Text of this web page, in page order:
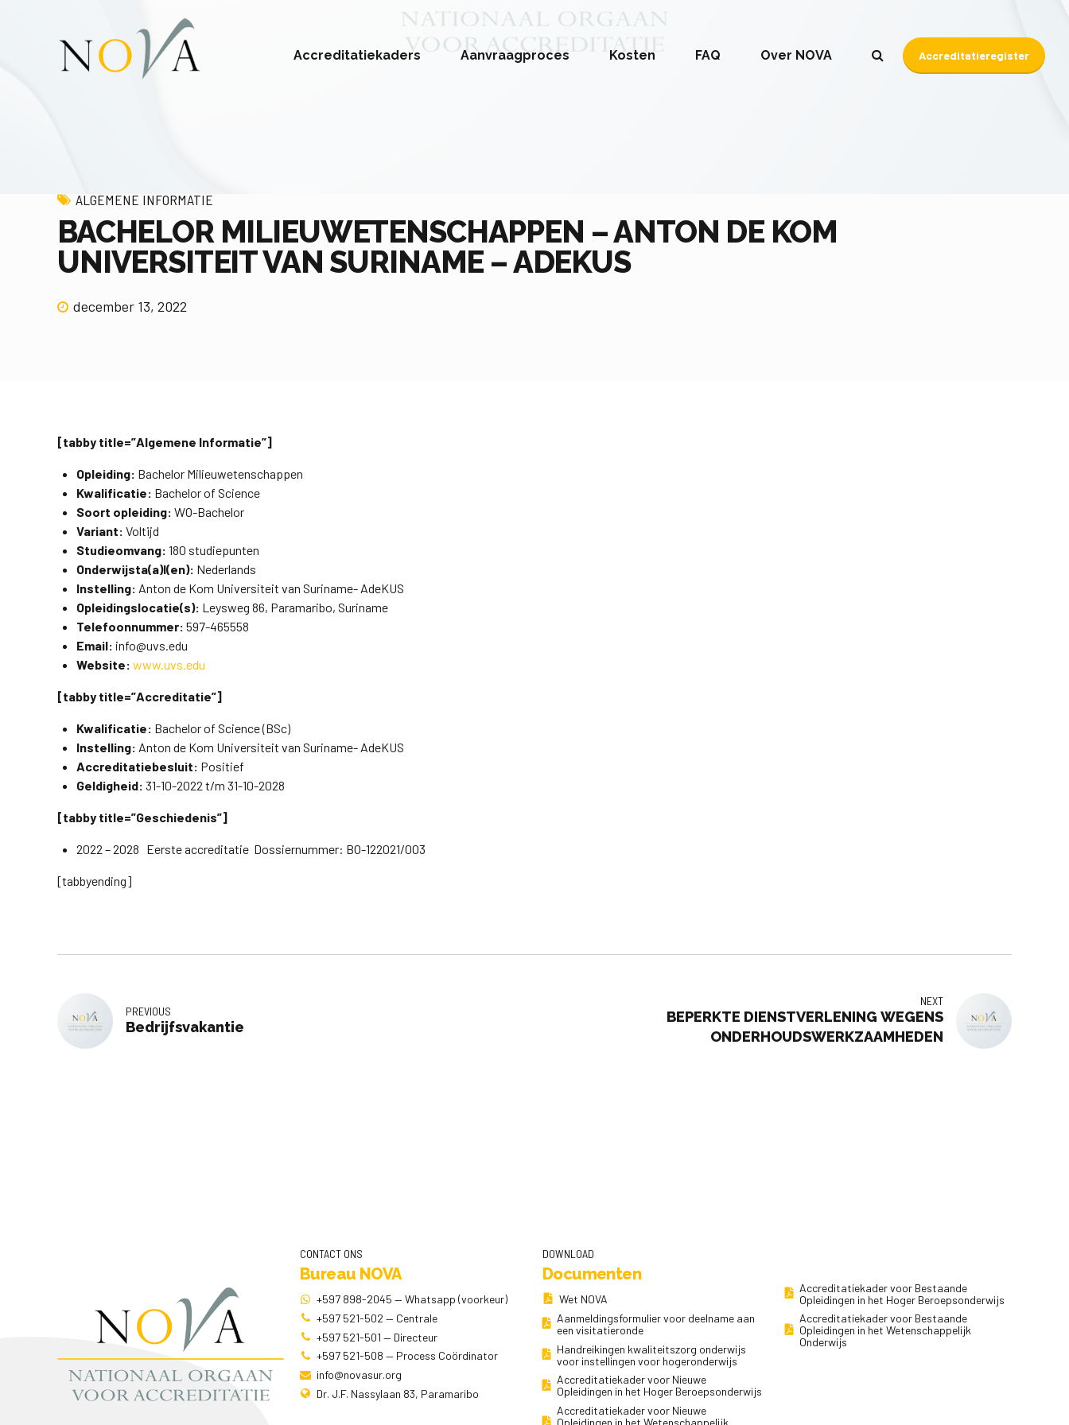
Accreditatieregister
Accreditatiekaders Aanvraagproces Kosten FAQ Over NOVA
ALGEMENE INFORMATIE
BACHELOR MILIEUWETENSCHAPPEN – ANTON DE KOM
UNIVERSITEIT VAN SURINAME – ADEKUS
december 13, 2022
[tabby title=”Algemene Informatie”]
Opleiding: Bachelor Milieuwetenschappen
Kwalificatie: Bachelor of Science
Soort opleiding: WO-Bachelor
Variant: Voltijd
Studieomvang: 180 studiepunten
Onderwijsta(a)l(en): Nederlands
Instelling: Anton de Kom Universiteit van Suriname- AdeKUS
Opleidingslocatie(s): Leysweg 86, Paramaribo, Suriname
Telefoonnummer: 597-465558
Email: info@uvs.edu
Website: www.uvs.edu
[tabby title=”Accreditatie”]
Kwalificatie: Bachelor of Science (BSc)
Instelling: Anton de Kom Universiteit van Suriname- AdeKUS
Accreditatiebesluit: Positief
Geldigheid: 31-10-2022 t/m 31-10-2028
[tabby title=”Geschiedenis”]
2022 – 2028 Eerste accreditatie Dossiernummer: BO-122021/003
[tabbyending]
PREVIOUS
Bedrijfsvakantie
NEXT
BEPERKTE DIENSTVERLENING WEGENS
ONDERHOUDSWERKZAAMHEDEN
CONTACT ONS
Bureau NOVA
+597 898-2045 — Whatsapp (voorkeur)
+597 521-502 — Centrale
+597 521-501 — Directeur
+597 521-508 — Process Coördinator
info@novasur.org
Dr. J.F. Nassylaan 83, Paramaribo
DOWNLOAD
Documenten
Wet NOVA
Aanmeldingsformulier voor deelname aan
een visitatieronde
Handreikingen kwaliteitszorg onderwijs
voor instellingen voor hogeronderwijs
Accreditatiekader voor Nieuwe
Opleidingen in het Hoger Beroepsonderwijs
Accreditatiekader voor Nieuwe
Opleidingen in het Wetenschappelijk
Accreditatiekader voor Bestaande
Opleidingen in het Hoger Beroepsonderwijs
Accreditatiekader voor Bestaande
Opleidingen in het Wetenschappelijk
Onderwijs